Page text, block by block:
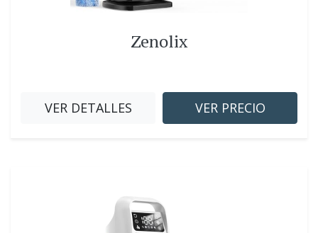
Zenolix
VER DETALLES VER PRECIO